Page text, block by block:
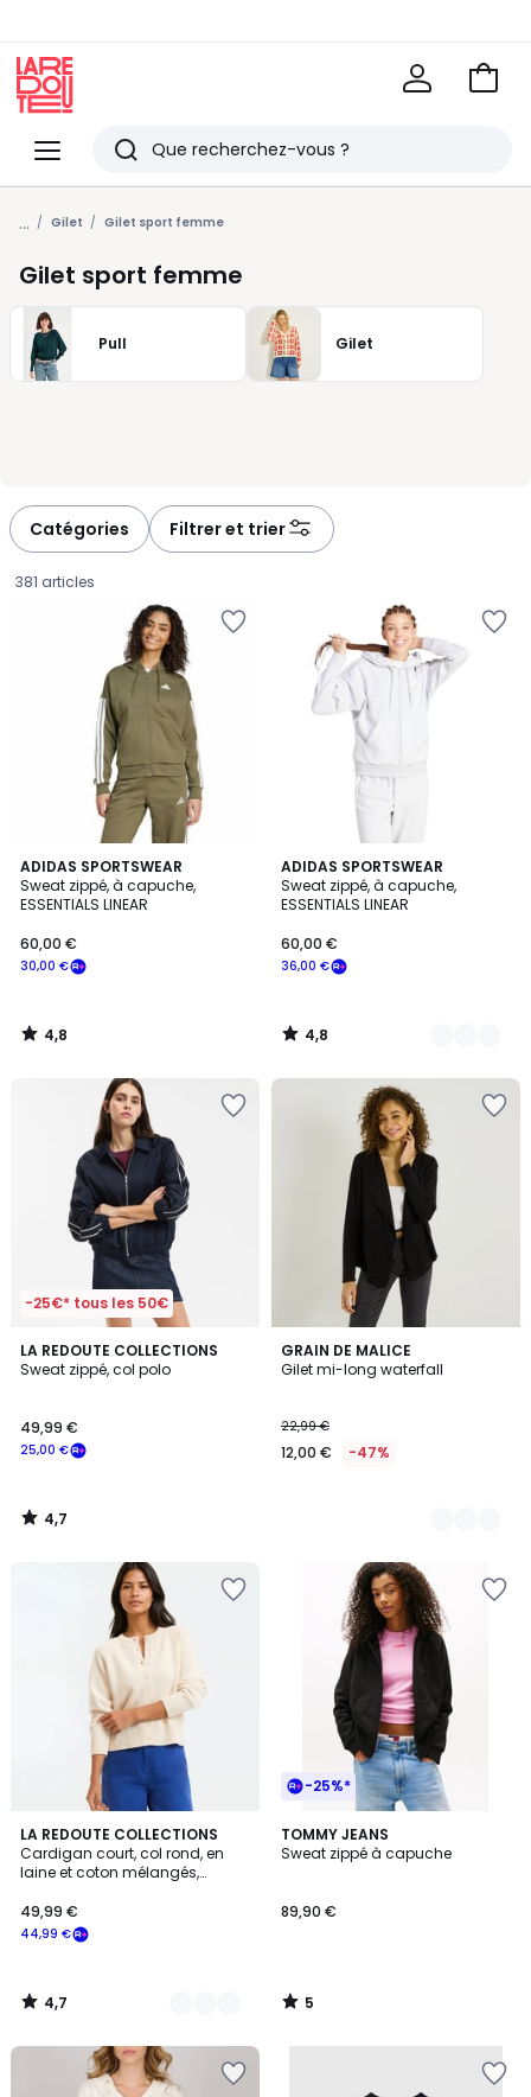
Menu
Redoute
Rechercher
Derniers
articles
vus
Voir
... Gilet Gilet sport femme
Gilet sport femme
Pull Gilet
Catégories Filtrer et trier
381 articles
ADIDAS SPORTSWEAR
Sweat zippé, à capuche,
ESSENTIALS LINEAR
€
souscrivez
notre
programme
30,00 €
60,00 €
4,8
/ 5
4,8
/
ADIDAS SPORTSWEAR
Sweat zippé, à capuche,
ESSENTIALS LINEAR
36,00 €
60,00 €
4,8
/ 5
2
Couleurs
4,8
/
-25€* tous les 50€
LA REDOUTE COLLECTIONS
Sweat zippé, col polo
25,00 €
49,99 €
4,7
/ 5
4,7
/
GRAIN DE MALICE
Gilet mi-long waterfall
22,99 €
12,00 € -47%
2
Couleurs
LA REDOUTE COLLECTIONS
Cardigan court, col rond, en
laine et coton mélangés,
44,99 €
49,99 €
4,7
/ 5
4
Couleurs
4,7
/
-25%*
TOMMY JEANS
Sweat zippé à capuche
89,90 €
5
/
5
/